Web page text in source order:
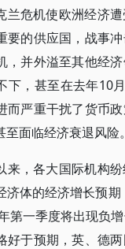
兰危机使欧洲经济
要的供应国，战事
，并外溢至其他经
下，甚至在去年10
而严重干扰了货币
面临经济衰退风险。
来，各大国际机构
济体的经济增长预
第一季度将出现负
好于预期，英、德